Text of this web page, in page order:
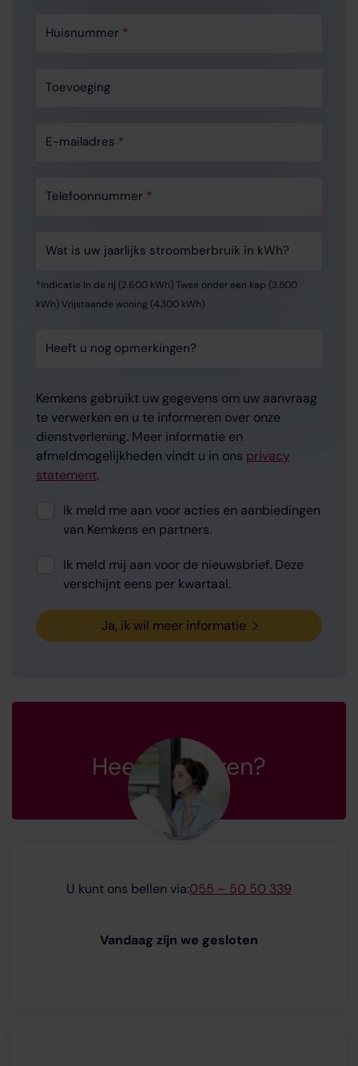
Huisnummer *
Toevoeging
E-mailadres *
Telefoonnummer *
Wat is uw jaarlijks stroomberbruik in kWh?
*Indicatie In de rij (2.600 kWh) Twee onder een kap (3.500
kWh) Vrijstaande woning (4.300 kWh)
Heeft u nog opmerkingen?
Kemkens gebruikt uw gegevens om uw aanvraag
te verwerken en u te informeren over onze
dienstverlening. Meer informatie en
afmeldmogelijkheden vindt u in ons privacy
statement.
Instemming
Ik meld me aan voor acties en aanbiedingen
van Kemkens en partners.
Instemming
Ik meld mij aan voor de nieuwsbrief. Deze
verschijnt eens per kwartaal.
Ja, ik wil meer informatie
Heeft u vragen?
U kunt ons bellen via:055 – 50 50 339
Vandaag zijn we gesloten